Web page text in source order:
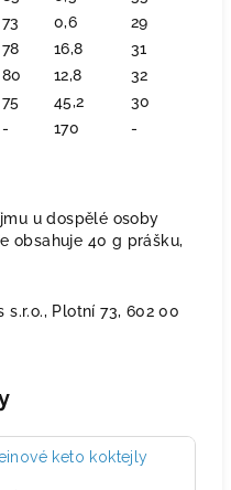
73 0,6
29
78 16,8
31
80 12,8
32
75 45,2
30
- 170 -
u dospělé osoby
obsahuje 40 g prášku,
s.r.o., Plotní 73, 602 00
keto koktejly